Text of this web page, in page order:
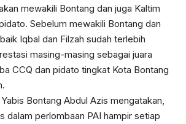
mewakili Bontang dan juga Kaltim
Sebelum mewakili Bontang dan
Iqbal dan Filzah sudah terlebih
masing-masing sebagai juara
CCQ dan pidato tingkat Kota Bontang
Bontang Abdul Azis mengatakan,
dalam perlombaan PAI hampir setiap